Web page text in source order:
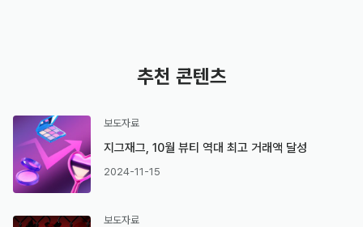
추천 콘텐츠
보도자료
지그재그, 10월 뷰티 역대 최고 거래액 달성
2024-11-15
보도자료